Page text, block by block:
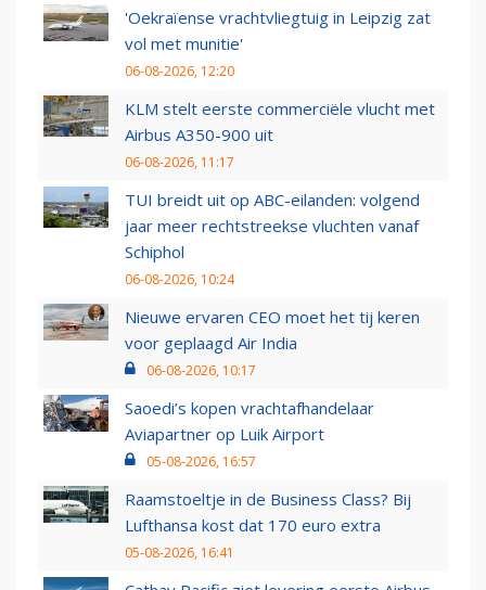
'Oekraïense vrachtvliegtuig in Leipzig zat
vol met munitie'
06-08-2026, 12:20
KLM stelt eerste commerciële vlucht met
Airbus A350-900 uit
06-08-2026, 11:17
TUI breidt uit op ABC-eilanden: volgend
jaar meer rechtstreekse vluchten vanaf
Schiphol
06-08-2026, 10:24
Nieuwe ervaren CEO moet het tij keren
voor geplaagd Air India
06-08-2026, 10:17
Saoedi’s kopen vrachtafhandelaar
Aviapartner op Luik Airport
05-08-2026, 16:57
Raamstoeltje in de Business Class? Bij
Lufthansa kost dat 170 euro extra
05-08-2026, 16:41